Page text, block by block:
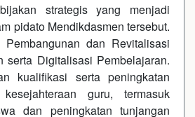
strategis yang menjadi
pidato Mendikdasmen tersebut.
Pembangunan dan Revitalisasi
serta Digitalisasi Pembelajaran.
kualifikasi serta peningkatan
guru, termasuk
dan peningkatan tunjangan